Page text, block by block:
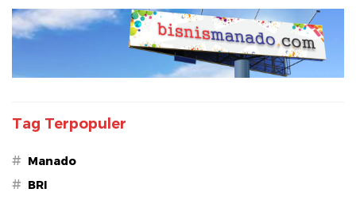
Tag Terpopuler
# Manado
# BRI